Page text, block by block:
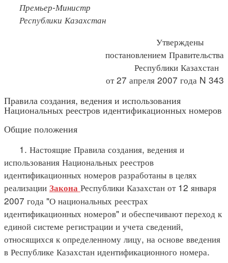
Премьер-Министр
Республики Казахстан
Утверждены
постановлением Правительства
Республики Казахстан
от 27 апреля 2007 года N 343
Правила создания, ведения и использования
Национальных реестров идентификационных номеров
Общие положения
1. Настоящие Правила создания, ведения и
использования Национальных реестров
идентификационных номеров разработаны в целях
реализации Закона Республики Казахстан от 12 января
2007 года "О национальных реестрах
идентификационных номеров" и обеспечивают переход к
единой системе регистрации и учета сведений,
относящихся к определенному лицу, на основе введения
в Республике Казахстан идентификационного номера.